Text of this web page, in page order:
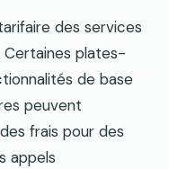
des services
plates-
de base
peuvent
frais pour des
appels